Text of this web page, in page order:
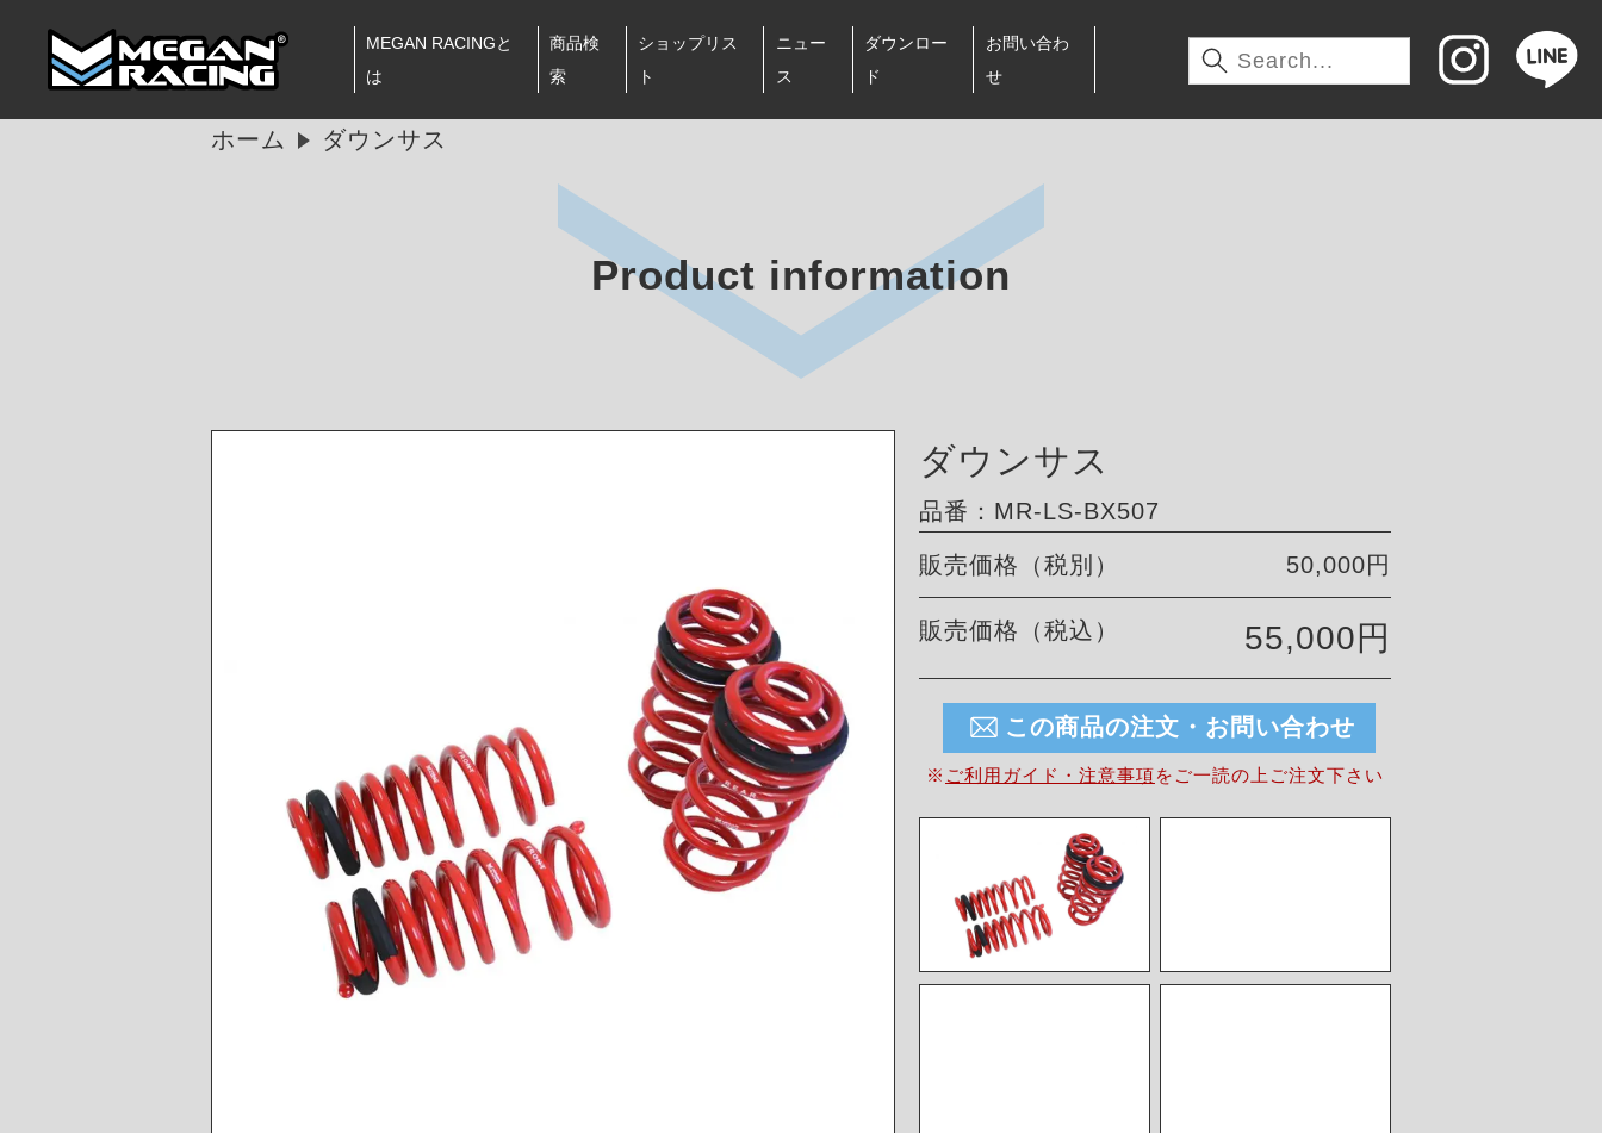
MEGAN RACINGと
は
商品検
索
ショップリス
ト
ニュー
ス
ダウンロー
ド
お問い合わ
せ
ホーム ダウンサス
Product information
ダウンサス
品番：MR-LS-BX507
販売価格（税別） 50,000円
販売価格（税込） 55,000円
この商品の注文・お問い合わせ
※ ご利用ガイド・注意事項を ご一読の上ご注文下さい